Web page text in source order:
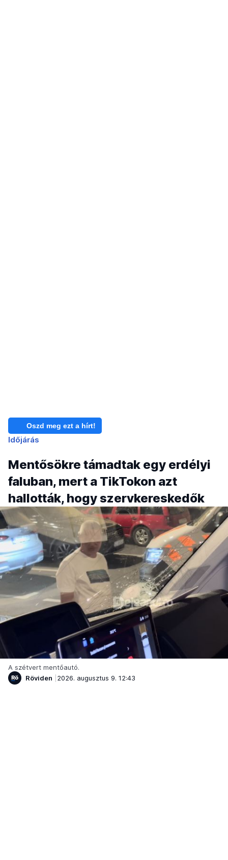
Oszd meg ezt a hírt!
Időjárás
Mentősökre támadtak egy erdélyi
faluban, mert a TikTokon azt
hallották, hogy szervkereskedők
A szétvert mentőautó.
Röviden
2026. augusztus 9. 12:43